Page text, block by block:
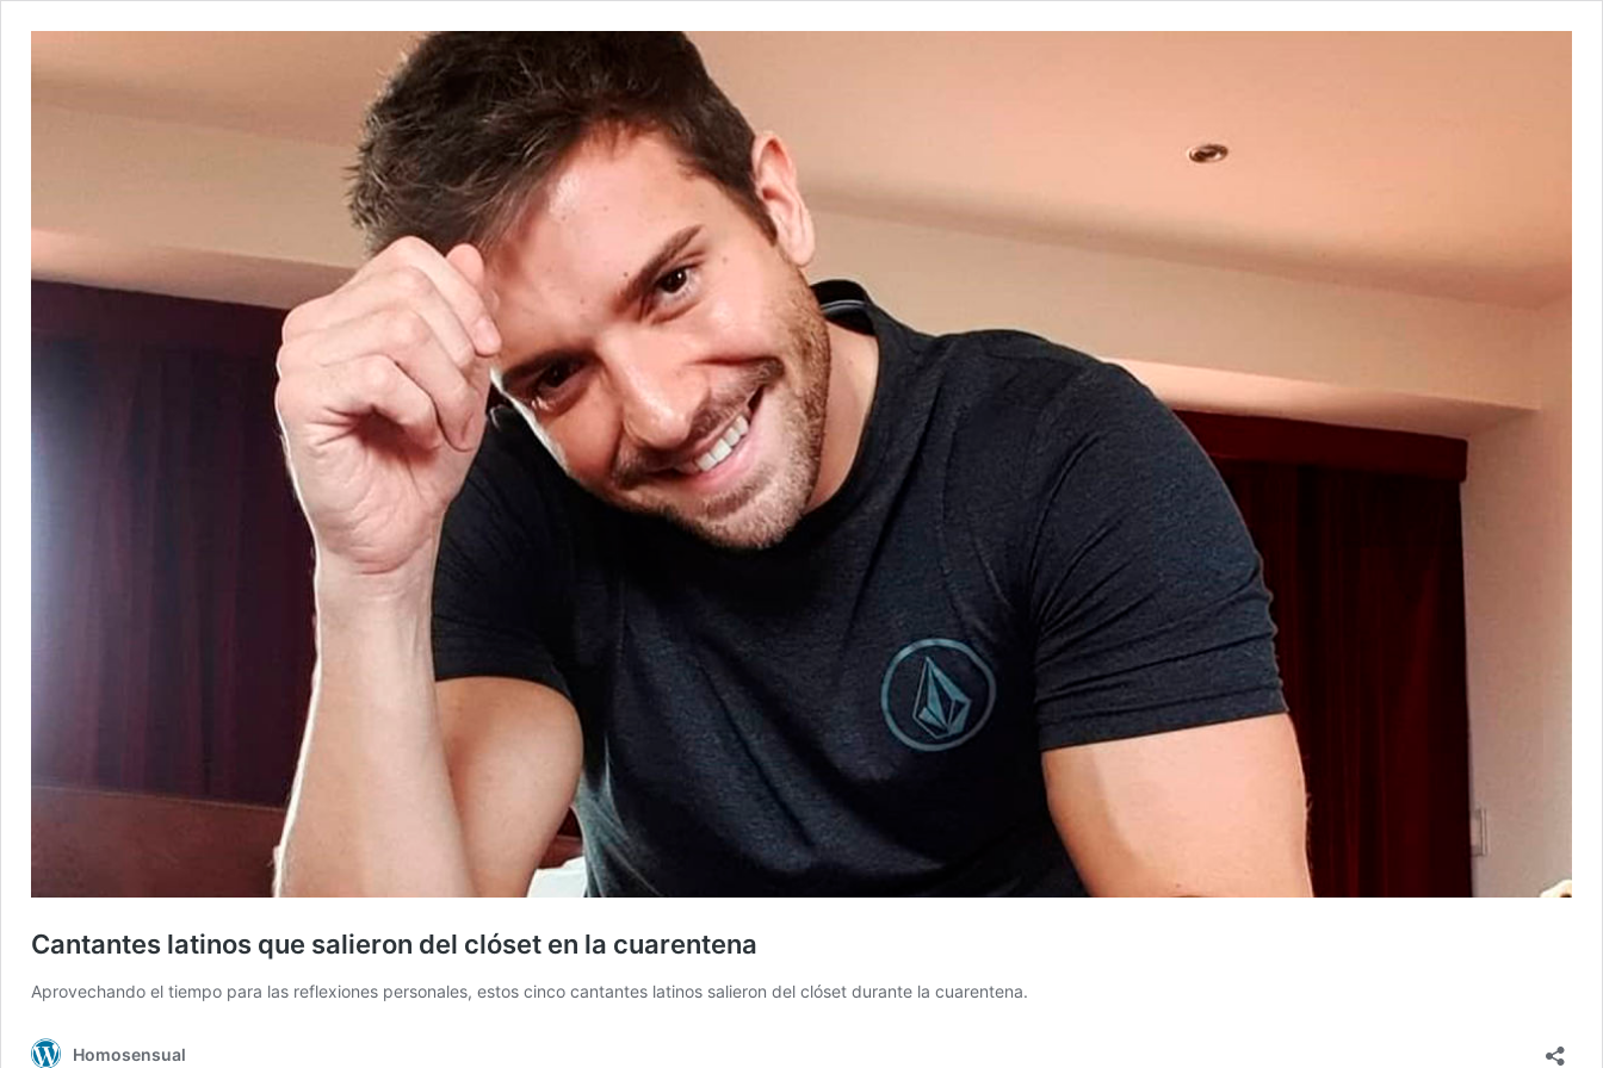
Cantantes latinos que salieron del clóset en la cuarentena
Aprovechando el tiempo para las reflexiones personales, estos cinco cantantes latinos salieron del clóset durante la cuarentena.
Homosensual